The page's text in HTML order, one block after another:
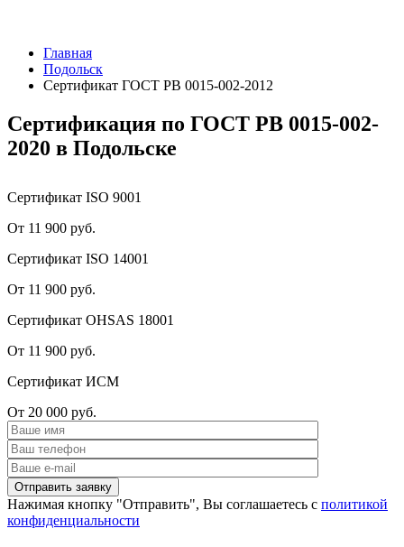
Главная
Подольск
Сертификат ГОСТ РВ 0015-002-2012
Сертификация по ГОСТ РВ 0015-002-
2020 в Подольске
Сертификат ISO 9001
От 11 900 руб.
Сертификат ISO 14001
От 11 900 руб.
Сертификат OHSAS 18001
От 11 900 руб.
Сертификат ИСМ
От 20 000 руб.
Нажимая кнопку "Отправить", Вы соглашаетесь с политикой
конфиденциальности